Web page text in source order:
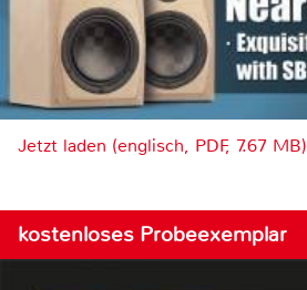
Jetzt laden (englisch, PDF, 7.67 MB)
kostenloses Probeexemplar